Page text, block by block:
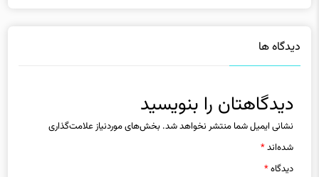
دیدگاه ها
دیدگاهتان را بنویسید
نشانی ایمیل شما منتشر نخواهد شد. بخش‌های موردنیاز علامت‌گذاری
شده‌اند*
دیدگاه*